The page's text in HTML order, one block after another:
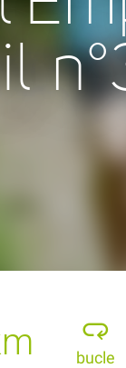
bucle